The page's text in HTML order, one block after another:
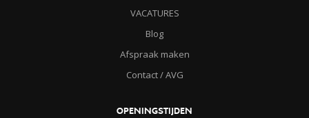
VACATURES
Blog
Afspraak maken
Contact / AVG
OPENINGSTIJDEN